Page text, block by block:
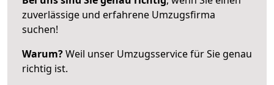
zuverlässige und erfahrene Umzugsfirma
suchen!
Warum?Weil unser Umzugsservice für Sie genau
richtig ist.